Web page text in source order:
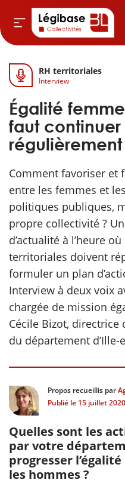
& Cimetières
& Élu local
& Finances locales
publique
RH territoriales
Interview
Égalité
faut
Comment favoriser et
entre les femmes et
politiques publiques,
propre collectivité ?
d’actualité à l’heure
territoriales doivent
formuler un plan
Interview à deux voix
chargée de mission
Cécile Bizot, directrice
du département d’Ille-
Propos recueillis par
Publié le 15 juillet 2020
Quelles sont les
par votre
progresser
les hommes ?